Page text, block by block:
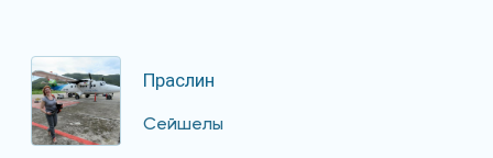
Праслин
Сейшелы